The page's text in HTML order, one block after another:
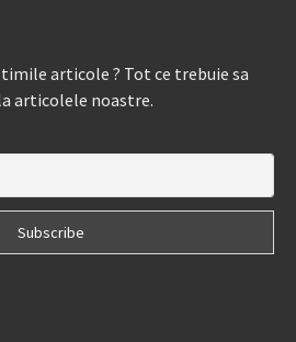
articole ? Tot ce trebuie sa
articolele noastre.